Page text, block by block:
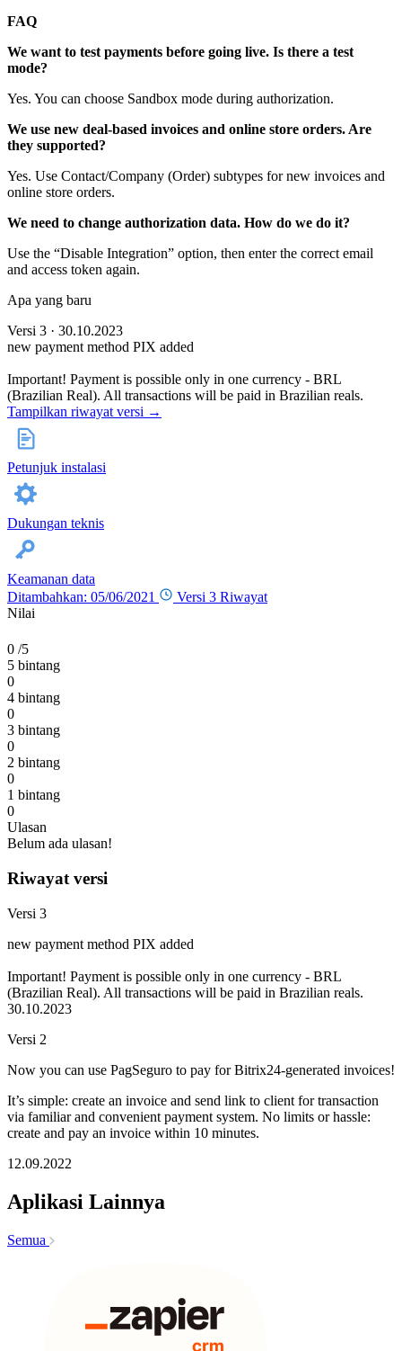
FAQ
We want to test payments before going live. Is there a test
mode?
Yes. You can choose Sandbox mode during authorization.
We use new deal‑based invoices and online store orders. Are
they supported?
Yes. Use Contact/Company (Order) subtypes for new invoices and
online store orders.
We need to change authorization data. How do we do it?
Use the “Disable Integration” option, then enter the correct email
and access token again.
Apa yang baru
Versi 3 · 30.10.2023
new payment method PIX added
Important! Payment is possible only in one currency - BRL
(Brazilian Real). All transactions will be paid in Brazilian reals.
Tampilkan riwayat versi →
Petunjuk instalasi
Dukungan teknis
Keamanan data
Ditambahkan: 05/06/2021
Versi 3 Riwayat
Nilai
0 /5
5 bintang
0
4 bintang
0
3 bintang
0
2 bintang
0
1 bintang
0
Ulasan
Belum ada ulasan!
Riwayat versi
Versi 3
new payment method PIX added
Important! Payment is possible only in one currency - BRL
(Brazilian Real). All transactions will be paid in Brazilian reals.
30.10.2023
Versi 2
Now you can use PagSeguro to pay for Bitrix24-generated invoices!
It’s simple: create an invoice and send link to client for transaction
via familiar and convenient payment system. No limits or hassle:
create and pay an invoice within 10 minutes.
12.09.2022
Aplikasi Lainnya
Semua